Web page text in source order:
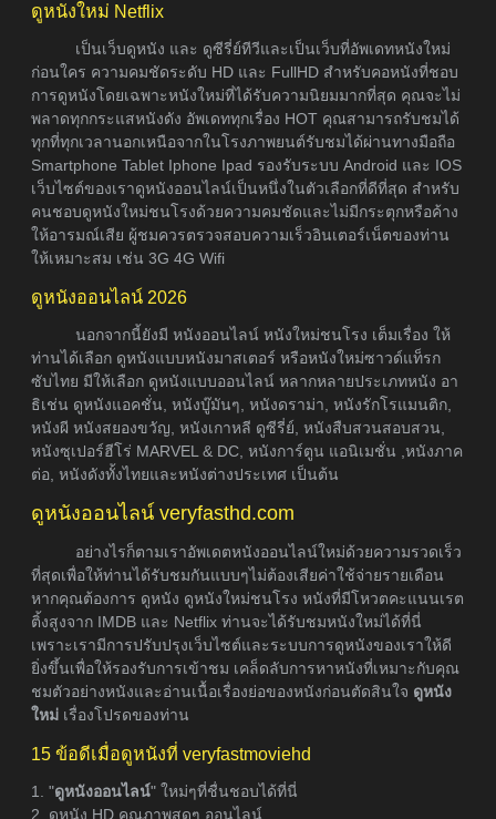
ดูหนังใหม่ Netflix
เป็นเว็บดูหนัง และ ดูซีรี่ย์ทีวีและเป็นเว็บที่อัพเดทหนังใหม่
ก่อนใคร ความคมชัดระดับ HD และ FullHD สำหรับคอหนังที่ชอบ
การดูหนังโดยเฉพาะหนังใหม่ที่ได้รับความนิยมมากที่สุด คุณจะไม่
พลาดทุกกระแสหนังดัง อัพเดททุกเรื่อง HOT คุณสามารถรับชมได้
ทุกที่ทุกเวลานอกเหนือจากในโรงภาพยนต์รับชมได้ผ่านทางมือถือ
Smartphone Tablet Iphone Ipad รองรับระบบ Android และ IOS
เว็บไซต์ของเราดูหนังออนไลน์เป็นหนึ่งในตัวเลือกที่ดีที่สุด สำหรับ
คนชอบดูหนังใหม่ชนโรงด้วยความคมชัดและไม่มีกระตุกหรือค้าง
ให้อารมณ์เสีย ผู้ชมควรตรวจสอบความเร็วอินเตอร์เน็ตของท่าน
ให้เหมาะสม เช่น 3G 4G Wifi
ดูหนังออนไลน์ 2026
นอกจากนี้ยังมี หนังออนไลน์ หนังใหม่ชนโรง เต็มเรื่อง ให้
ท่านได้เลือก ดูหนังแบบหนังมาสเตอร์ หรือหนังใหม่ซาวด์แท็รก
ซับไทย มีให้เลือก ดูหนังแบบออนไลน์ หลากหลายประเภทหนัง อา
ธิเช่น ดูหนังแอคชั่น, หนังบู๊มันๆ, หนังดราม่า, หนังรักโรแมนติก,
หนังผี หนังสยองขวัญ, หนังเกาหลี ดูซีรี่ย์, หนังสืบสวนสอบสวน,
หนังซุเปอร์ฮีโร่ MARVEL & DC, หนังการ์ตูน แอนิเมชั่น ,หนังภาค
ต่อ, หนังดังทั้งไทยและหนังต่างประเทศ เป็นต้น
ดูหนังออนไลน์ veryfasthd.com
อย่างไรก็ตามเราอัพเดตหนังออนไลน์ใหม่ด้วยความรวดเร็ว
ที่สุดเพื่อให้ท่านได้รับชมกันแบบๆไม่ต้องเสียค่าใช้จ่ายรายเดือน
หากคุณต้องการ ดูหนัง ดูหนังใหม่ชนโรง หนังที่มีโหวตคะแนนเรต
ติ้งสูงจาก IMDB และ Netflix ท่านจะได้รับชมหนังใหม่ได้ที่นี่
เพราะเรามีการปรับปรุงเว็บไซต์และระบบการดูหนังของเราให้ดี
ยิ่งขึ้นเพื่อให้รองรับการเข้าชม เคล็ดลับการหาหนังที่เหมาะกับคุณ
ชมตัวอย่างหนังและอ่านเนื้อเรื่องย่อของหนังก่อนตัดสินใจ ดูหนัง
ใหม่ เรื่องโปรดของท่าน
15 ข้อดีเมื่อดูหนังที่ veryfastmoviehd
1. "ดูหนังออนไลน์" ใหม่ๆที่ชื่นชอบได้ที่นี่
2. ดูหนัง HD คุณภาพสุดๆ ออนไลน์